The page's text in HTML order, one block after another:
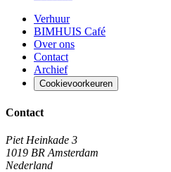
Verhuur
BIMHUIS Café
Over ons
Contact
Archief
Cookievoorkeuren
Contact
Piet Heinkade 3
1019 BR Amsterdam
Nederland